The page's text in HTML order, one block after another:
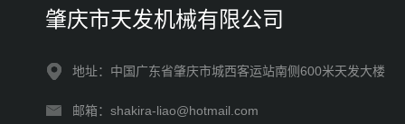
肇庆市天发机械有限公司
地址：中国广东省肇庆市城西客运站南侧600米天发大楼
邮箱：shakira-liao@hotmail.com